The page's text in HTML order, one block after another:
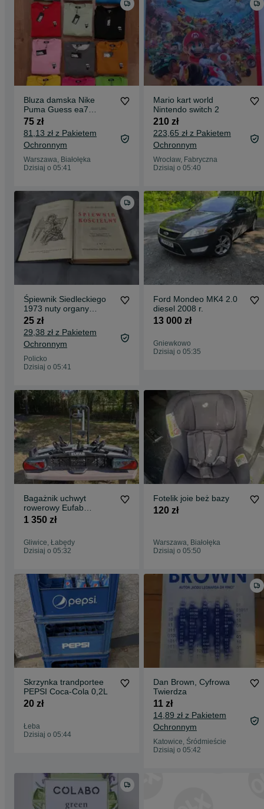
Bluza damska Nike
Puma Guess ea7
Reebok The North Face
itp
75 zł
81,13 zł z Pakietem
Ochronnym
Warszawa, Białołęka
Dzisiaj o 05:41
Mario kart world
Nintendo switch 2
210 zł
223,65 zł z Pakietem
Ochronnym
Wrocław, Fabryczna
Dzisiaj o 05:40
Śpiewnik Siedleckiego
1973 nuty organy
kościelny liturgiczny
25 zł
29,38 zł z Pakietem
Ochronnym
Policko
Dzisiaj o 05:41
Ford Mondeo MK4 2.0
diesel 2008 r.
13 000 zł
Gniewkowo
Dzisiaj o 05:35
Bagażnik uchwyt
rowerowy Eufab
Premium 2 e-bike
1 350 zł
Gliwice, Łabędy
Dzisiaj o 05:32
Fotelik joie beż bazy
120 zł
Warszawa, Białołęka
Dzisiaj o 05:50
Skrzynka trandportee
PEPSI Coca-Cola 0,2L
20 zł
Łeba
Dzisiaj o 05:44
Dan Brown, Cyfrowa
Twierdza
11 zł
14,89 zł z Pakietem
Ochronnym
Katowice, Śródmieście
Dzisiaj o 05:42